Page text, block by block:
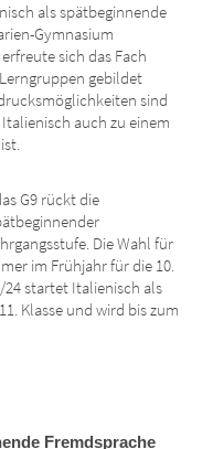
als spätbeginnende
Gymnasium
sich das Fach
gebildet
sind
auch zu einem
G9 rückt die
Die Wahl für
im Frühjahr für die 10.
24 startet Italienisch als
Klasse und wird bis zum
Fremdsprache